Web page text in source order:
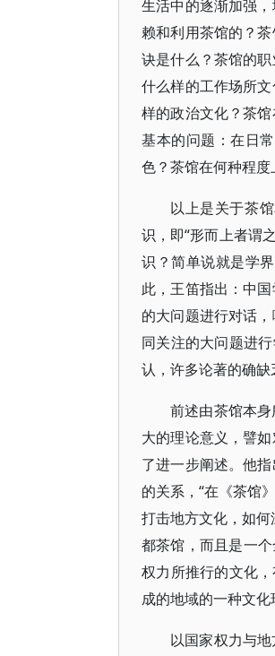
生活中的逐渐加强
赖和利用茶馆的？
诀是什么？茶馆的
什么样的工作场所
样的政治文化？茶
基本的问题：在日
色？茶馆在何种程
以上是关于茶
识，即“形而上者谓
识？简单说就是学
此，王笛指出：中
的大问题进行对话
同关注的大问题进
认，许多论著的确缺
前述由茶馆本
大的理论意义，譬
了进一步阐述。他
的关系，“在《茶馆
打击地方文化，如
都茶馆，而且是一
权力所推行的文化
成的地域的一种文
以国家权力与